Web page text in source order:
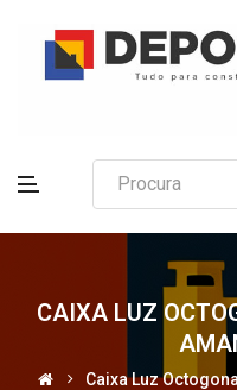
CAIXA LUZ
Caixa Luz